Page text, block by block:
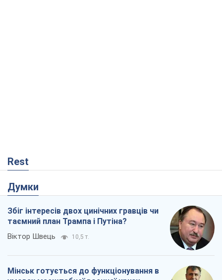
Rest
Думки
Збіг інтересів двох цинічних гравців чи
таємний план Трампа і Путіна?
Віктор Швець 10,5 т.
Мінськ готується до функціонування в